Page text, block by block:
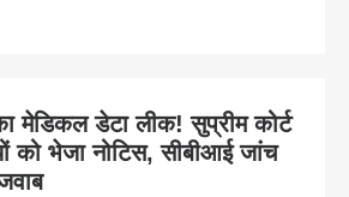
मेडिकल डेटा लीक! सुप्रीम कोर्ट
को भेजा नोटिस, सीबीआई जांच